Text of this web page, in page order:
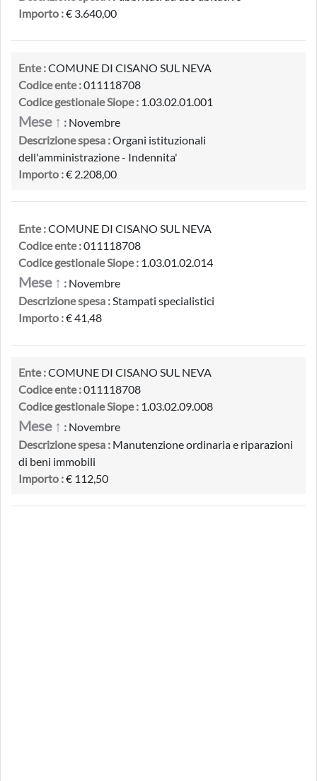
Importo :€ 3.640,00
Ente :COMUNE DI CISANO SUL NEVA
Codice ente :011118708
Codice gestionale Siope : 1.03.02.01.001
Mese ↑ : Novembre
Descrizione spesa :Organi istituzionali
dell'amministrazione - Indennita'
Importo :€ 2.208,00
Ente :COMUNE DI CISANO SUL NEVA
Codice ente :011118708
Codice gestionale Siope : 1.03.01.02.014
Mese ↑ : Novembre
Descrizione spesa :Stampati specialistici
Importo :€ 41,48
Ente :COMUNE DI CISANO SUL NEVA
Codice ente :011118708
Codice gestionale Siope : 1.03.02.09.008
Mese ↑ : Novembre
Descrizione spesa : Manutenzione ordinaria e riparazioni
di beni immobili
Importo :€ 112,50